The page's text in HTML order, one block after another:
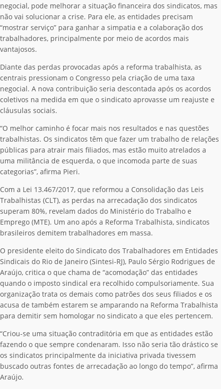
negocial, pode melhorar a situação financeira dos sindicatos, mas
não vai solucionar a crise. Para ele, as entidades precisam
“mostrar serviço” para ganhar a simpatia e a colaboração dos
trabalhadores, principalmente por meio de acordos mais
vantajosos.
Diante das perdas provocadas após a reforma trabalhista, as
centrais pressionam o Congresso pela criação de uma taxa
negocial. A nova contribuição seria descontada após os acordos
coletivos na medida em que o sindicato aprovasse um reajuste e
cláusulas sociais.
“O melhor caminho é focar mais nos resultados e nas questões
trabalhistas. Os sindicatos têm que fazer um trabalho de relações
públicas para atrair mais filiados, mas estão muito atrelados a
uma militância de esquerda, o que incomoda parte de suas
categorias”, afirma Pieri.
Com a Lei 13.467/2017, que reformou a Consolidação das Leis
Trabalhistas (CLT), as perdas na arrecadação dos sindicatos
superam 80%, revelam dados do Ministério do Trabalho e
Emprego (MTE). Um ano após a Reforma Trabalhista, sindicatos
brasileiros demitem trabalhadores em massa.
O presidente eleito do Sindicato dos Trabalhadores em Entidades
Sindicais do Rio de Janeiro (Sintesi-RJ), Paulo Sérgio Rodrigues de
Araújo, critica o que chama de “acomodação” das entidades
quando o imposto sindical era recolhido compulsoriamente. Sua
organização trata os demais como patrões dos seus filiados e os
acusa de também estarem se amparando na Reforma Trabalhista
para demitir sem homologar no sindicato a que eles pertencem.
“Criou-se uma situação contraditória em que as entidades estão
fazendo o que sempre condenaram. Isso não seria tão drástico se
os sindicatos principalmente da iniciativa privada tivessem
buscado outras fontes de arrecadação ao longo do tempo”, afirma
Araújo.